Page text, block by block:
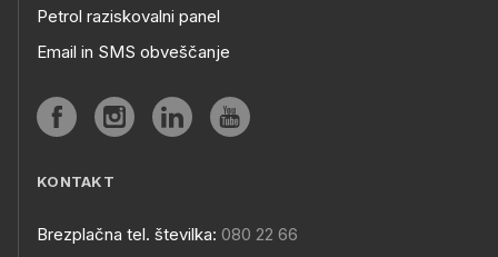
Petrol raziskovalni panel
Email in SMS obveščanje
KONTAKT
Brezplačna tel. številka: 080 22 66